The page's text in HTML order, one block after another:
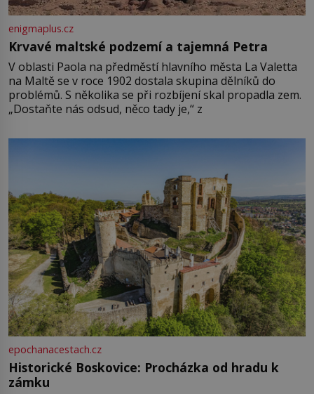
enigmaplus.cz
Krvavé maltské podzemí a tajemná Petra
V oblasti Paola na předměstí hlavního města La Valetta
na Maltě se v roce 1902 dostala skupina dělníků do
problémů. S několika se při rozbíjení skal propadla zem.
„Dostaňte nás odsud, něco tady je,“ z
epochanacestach.cz
Historické Boskovice: Procházka od hradu k
zámku